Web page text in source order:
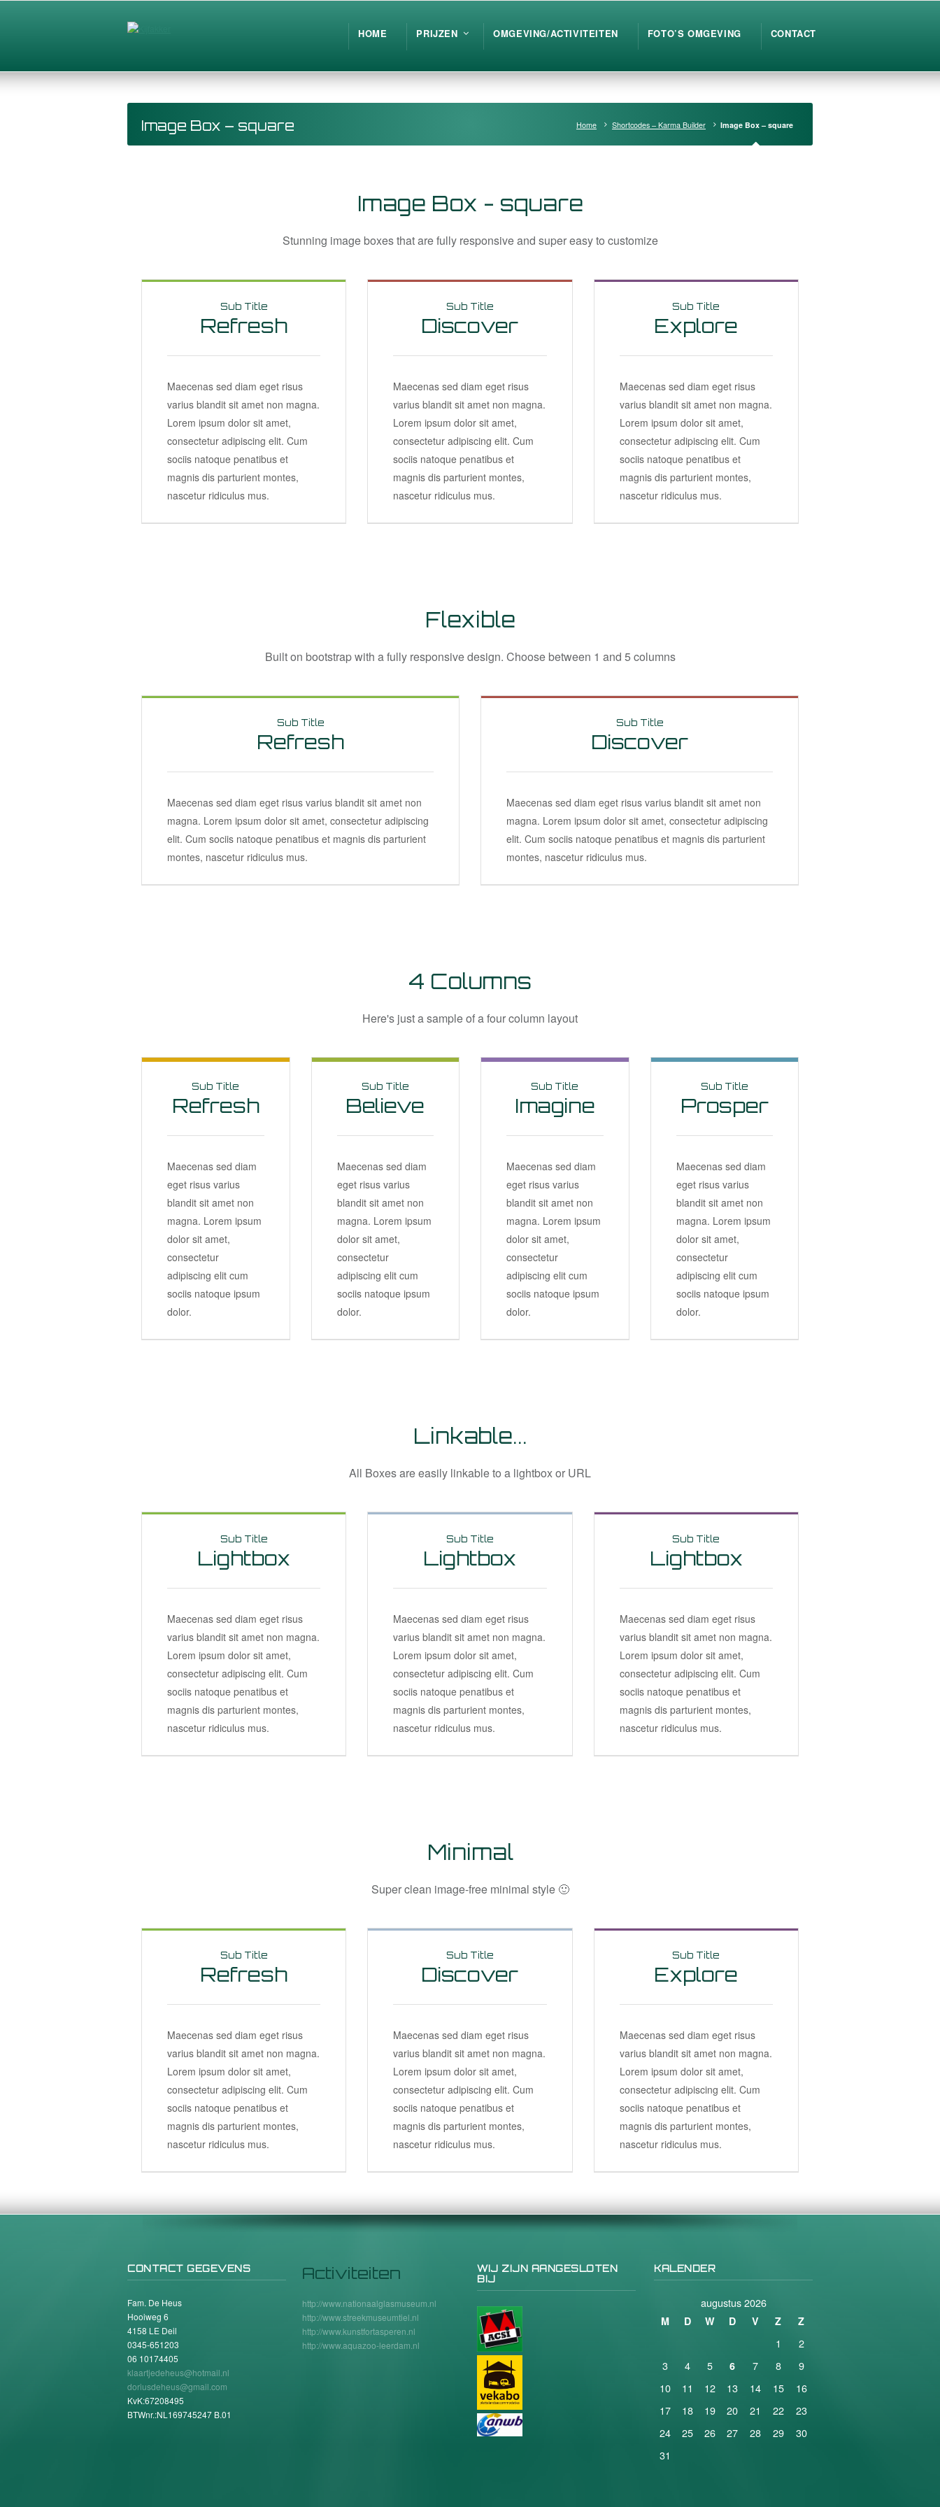
HOME PRIJZEN OMGEVING/ACTIVITEITEN FOTO’S OMGEVING CONTACT
Image Box – square Home Shortcodes – Karma Builder Image Box – square
Image Box - square
Stunning image boxes that are fully responsive and super easy to customize
Sub Title
Refresh
Maecenas sed diam eget risus
varius blandit sit amet non magna.
Lorem ipsum dolor sit amet,
consectetur adipiscing elit. Cum
sociis natoque penatibus et
magnis dis parturient montes,
nascetur ridiculus mus.
Sub Title
Discover
Maecenas sed diam eget risus
varius blandit sit amet non magna.
Lorem ipsum dolor sit amet,
consectetur adipiscing elit. Cum
sociis natoque penatibus et
magnis dis parturient montes,
nascetur ridiculus mus.
Sub Title
Explore
Maecenas sed diam eget risus
varius blandit sit amet non magna.
Lorem ipsum dolor sit amet,
consectetur adipiscing elit. Cum
sociis natoque penatibus et
magnis dis parturient montes,
nascetur ridiculus mus.
Flexible
Built on bootstrap with a fully responsive design. Choose between 1 and 5 columns
Sub Title
Refresh
Maecenas sed diam eget risus varius blandit sit amet non
magna. Lorem ipsum dolor sit amet, consectetur adipiscing
elit. Cum sociis natoque penatibus et magnis dis parturient
montes, nascetur ridiculus mus.
Sub Title
Discover
Maecenas sed diam eget risus varius blandit sit amet non
magna. Lorem ipsum dolor sit amet, consectetur adipiscing
elit. Cum sociis natoque penatibus et magnis dis parturient
montes, nascetur ridiculus mus.
4 Columns
Here's just a sample of a four column layout
Sub Title
Refresh
Maecenas sed diam
eget risus varius
blandit sit amet non
magna. Lorem ipsum
dolor sit amet,
consectetur
adipiscing elit cum
sociis natoque ipsum
dolor.
Sub Title
Believe
Maecenas sed diam
eget risus varius
blandit sit amet non
magna. Lorem ipsum
dolor sit amet,
consectetur
adipiscing elit cum
sociis natoque ipsum
dolor.
Sub Title
Imagine
Maecenas sed diam
eget risus varius
blandit sit amet non
magna. Lorem ipsum
dolor sit amet,
consectetur
adipiscing elit cum
sociis natoque ipsum
dolor.
Sub Title
Prosper
Maecenas sed diam
eget risus varius
blandit sit amet non
magna. Lorem ipsum
dolor sit amet,
consectetur
adipiscing elit cum
sociis natoque ipsum
dolor.
Linkable...
All Boxes are easily linkable to a lightbox or URL
Sub Title
Lightbox
Maecenas sed diam eget risus
varius blandit sit amet non magna.
Lorem ipsum dolor sit amet,
consectetur adipiscing elit. Cum
sociis natoque penatibus et
magnis dis parturient montes,
nascetur ridiculus mus.
Sub Title
Lightbox
Maecenas sed diam eget risus
varius blandit sit amet non magna.
Lorem ipsum dolor sit amet,
consectetur adipiscing elit. Cum
sociis natoque penatibus et
magnis dis parturient montes,
nascetur ridiculus mus.
Sub Title
Lightbox
Maecenas sed diam eget risus
varius blandit sit amet non magna.
Lorem ipsum dolor sit amet,
consectetur adipiscing elit. Cum
sociis natoque penatibus et
magnis dis parturient montes,
nascetur ridiculus mus.
Minimal
Super clean image-free minimal style 🙂
Sub Title
Refresh
Maecenas sed diam eget risus
varius blandit sit amet non magna.
Lorem ipsum dolor sit amet,
consectetur adipiscing elit. Cum
sociis natoque penatibus et
magnis dis parturient montes,
nascetur ridiculus mus.
Sub Title
Discover
Maecenas sed diam eget risus
varius blandit sit amet non magna.
Lorem ipsum dolor sit amet,
consectetur adipiscing elit. Cum
sociis natoque penatibus et
magnis dis parturient montes,
nascetur ridiculus mus.
Sub Title
Explore
Maecenas sed diam eget risus
varius blandit sit amet non magna.
Lorem ipsum dolor sit amet,
consectetur adipiscing elit. Cum
sociis natoque penatibus et
magnis dis parturient montes,
nascetur ridiculus mus.
CONTACT GEGEVENS
Fam. De Heus
Hooiweg 6
4158 LE Deil
0345-651203
06 10174405
klaartjedeheus@hotmail.nl
doriusdeheus@gmail.com
KvK:67208495
BTWnr.:NL169745247 B.01
Activiteiten
http://www.nationaalglasmuseum.nl
http://www.streekmuseumtiel.nl
http://www.kunstfortasperen.nl
http://www.aquazoo-leerdam.nl
WIJ ZIJN AANGESLOTEN
BIJ
KALENDER
augustus 2026
M D W D V Z Z
1
2
3
4 5 6 7 8
9
10
11 12 13 14 15
16
17
18 19 20 21 22
23
24
25 26 27 28 29
30
31